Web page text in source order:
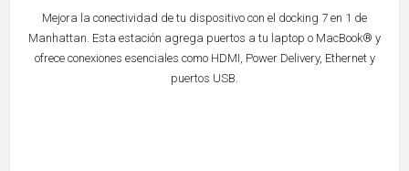
Mejora la conectividad de tu dispositivo con el docking 7 en 1 de
Manhattan. Esta estación agrega puertos a tu laptop o MacBook® y
ofrece conexiones esenciales como HDMI, Power Delivery, Ethernet y
puertos USB.